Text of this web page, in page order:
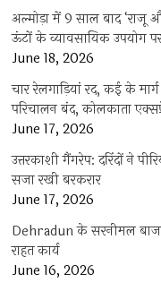
अल्मोड़ा में 9 साल बाद ‘राजू
ऊंटों के व्यावसायिक उपयोग पर
June 18, 2026
चार रेलगाड़ियां रद, कई के
परिचालन बंद, कोलकाता
June 17, 2026
उत्तरकाशी गैंगरेप: दरिंदों ने
सजा रखी बरकरार
June 17, 2026
Dehradun के सरनीमल
राहत कार्य
June 16, 2026